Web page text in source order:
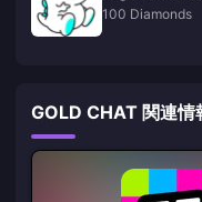
100 Diamonds
GOLD CHAT 関連情